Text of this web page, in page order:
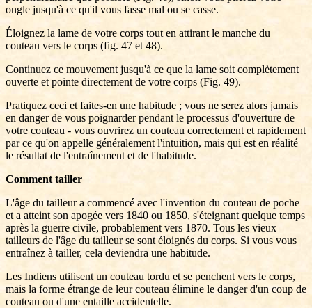
ongle jusqu'à ce qu'il vous fasse mal ou se casse.
Éloignez la lame de votre corps tout en attirant le manche du
couteau vers le corps (fig. 47 et 48).
Continuez ce mouvement jusqu'à ce que la lame soit complètement
ouverte et pointe directement de votre corps (Fig. 49).
Pratiquez ceci et faites-en une habitude ; vous ne serez alors jamais
en danger de vous poignarder pendant le processus d'ouverture de
votre couteau - vous ouvrirez un couteau correctement et rapidement
par ce qu'on appelle généralement l'intuition, mais qui est en réalité
le résultat de l'entraînement et de l'habitude.
Comment tailler
L'âge du tailleur a commencé avec l'invention du couteau de poche
et a atteint son apogée vers 1840 ou 1850, s'éteignant quelque temps
après la guerre civile, probablement vers 1870. Tous les vieux
tailleurs de l'âge du tailleur se sont éloignés du corps. Si vous vous
entraînez à tailler, cela deviendra une habitude.
Les Indiens utilisent un couteau tordu et se penchent vers le corps,
mais la forme étrange de leur couteau élimine le danger d'un coup de
couteau ou d'une entaille accidentelle.